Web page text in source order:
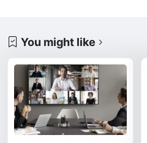
You might like